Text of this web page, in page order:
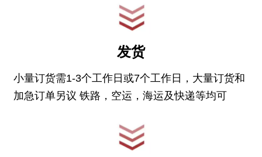
发货
小量订货需1-3个工作日或7个工作日，大量订货和
加急订单另议 铁路，空运，海运及快递等均可